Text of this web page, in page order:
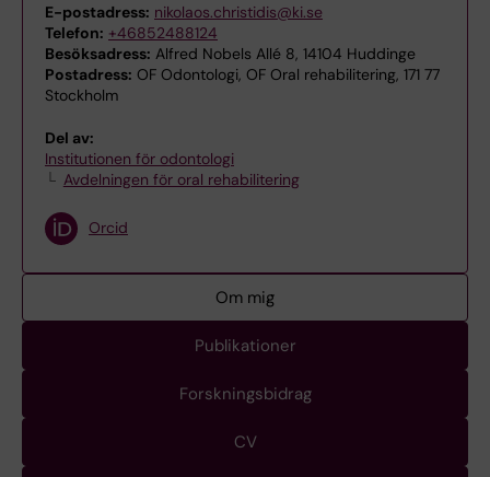
E-postadress: nikolaos.christidis@ki.se
Telefon: +46852488124
Besöksadress: Alfred Nobels Allé 8, 14104 Huddinge
Postadress: OF Odontologi, OF Oral rehabilitering, 171 77
Stockholm
Del av:
Institutionen för odontologi
Avdelningen för oral rehabilitering
Orcid
Om mig
Publikationer
Forskningsbidrag
CV